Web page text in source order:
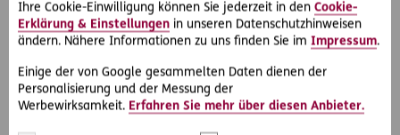
Ihre Cookie-Einwilligung können Sie jederzeit in den Cookie-
Erklärung & Einstellungen in unseren Datenschutzhinweisen
ändern. Nähere Informationen zu uns finden Sie im Impressum.
Einige der von Google gesammelten Daten dienen der
Personalisierung und der Messung der
Werbewirksamkeit. Erfahren Sie mehr über diesen Anbieter.
den privaten Lebensbereich betreffen. Somit sind auch
Streitigkeiten mit Reiseveranstaltern versichert.
Für den Privatbereich von Firmenkunden ist der Allgemeine
Vertrags-Rechtsschutz im Profi-Rechtsschutz enthalten.